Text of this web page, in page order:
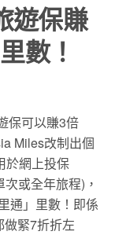
遊保賺
數！
保可以賺3倍
Miles改制出個
於網上投保
或全年旅程)，
通」里數！即係
緊7折折左